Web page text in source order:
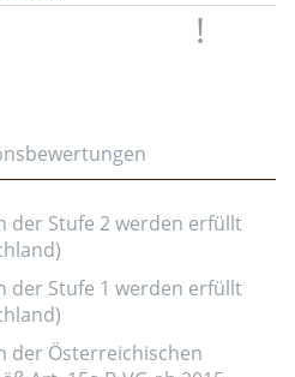
der Stufe 2 werden erfüllt
der Stufe 1 werden erfüllt
der Österreichischen